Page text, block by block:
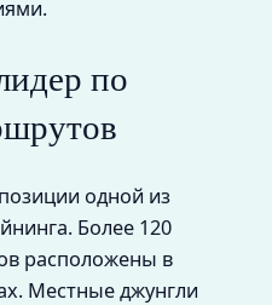
по
одной из
Более 120
расположены в
Местные джунгли